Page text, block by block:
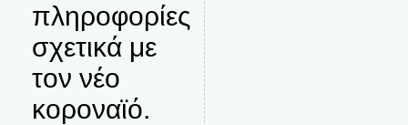
πληροφορίες
σχετικά με
τον νέο
κοροναϊό.